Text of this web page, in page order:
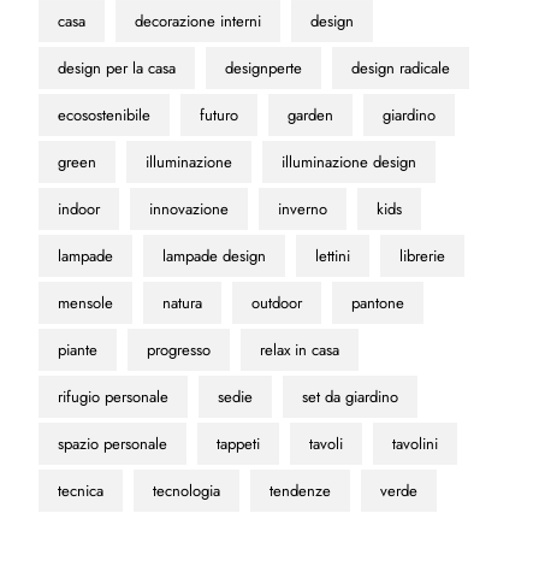
casa decorazione interni design
design per la casa designperte design radicale
ecosostenibile futuro garden giardino
green illuminazione illuminazione design
indoor innovazione inverno kids
lampade lampade design lettini librerie
mensole natura outdoor pantone
piante progresso relax in casa
rifugio personale sedie set da giardino
spazio personale tappeti tavoli tavolini
tecnica tecnologia tendenze verde